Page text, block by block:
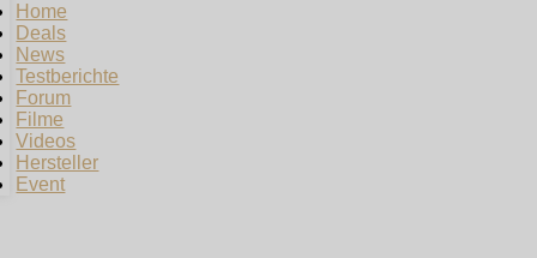
Home
Deals
News
Testberichte
Forum
Filme
Videos
Hersteller
Event